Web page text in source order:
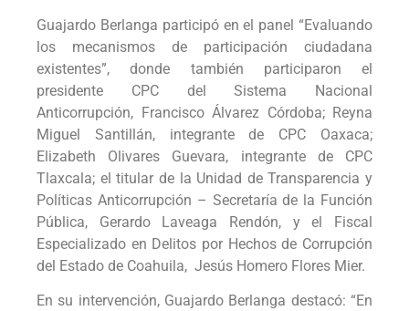
Guajardo Berlanga participó en el panel “Evaluando
los mecanismos de participación ciudadana
existentes”, donde también participaron el
presidente CPC del Sistema Nacional
Anticorrupción, Francisco Álvarez Córdoba; Reyna
Miguel Santillán, integrante de CPC Oaxaca;
Elizabeth Olivares Guevara, integrante de CPC
Tlaxcala; el titular de la Unidad de Transparencia y
Políticas Anticorrupción – Secretaría de la Función
Pública, Gerardo Laveaga Rendón, y el Fiscal
Especializado en Delitos por Hechos de Corrupción
del Estado de Coahuila, Jesús Homero Flores Mier.
En su intervención, Guajardo Berlanga destacó: “En